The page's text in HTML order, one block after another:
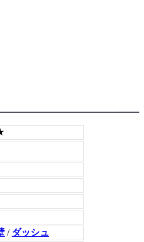
/ ダッシュ